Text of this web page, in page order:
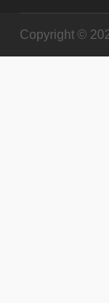
Copyright ©